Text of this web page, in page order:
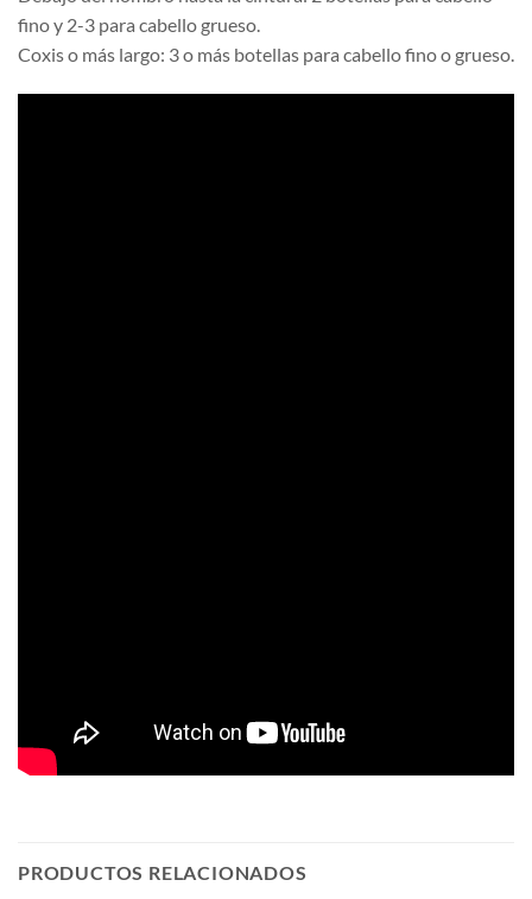
fino y 2-3 para cabello grueso.
Coxis o más largo: 3 o más botellas para cabello fino o grueso.
PRODUCTOS RELACIONADOS